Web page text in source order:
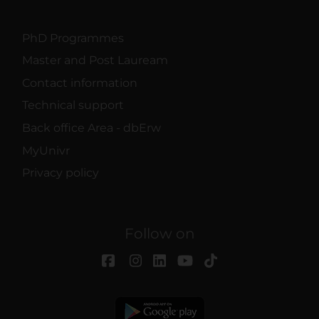
PhD Programmes
Master and Post Lauream
Contact information
Technical support
Back office Area - dbErw
MyUnivr
Privacy policy
Follow on